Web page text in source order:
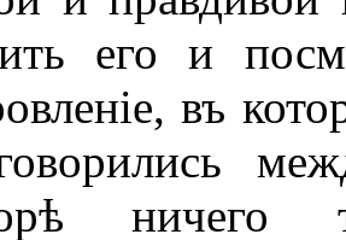
его и
въ